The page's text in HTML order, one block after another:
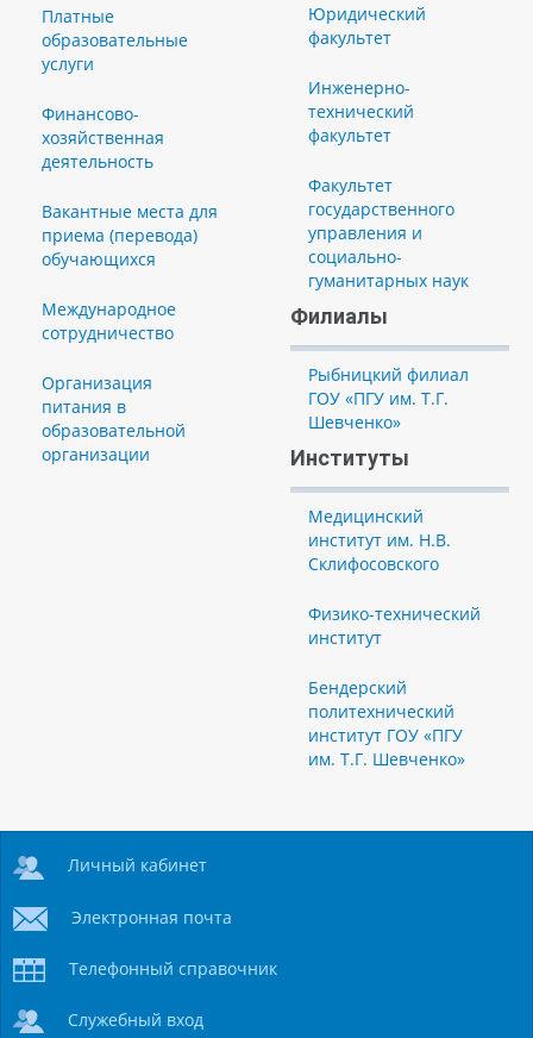
Платные
образовательные
услуги
Финансово-
хозяйственная
деятельность
Вакантные места для
приема (перевода)
обучающихся
Международное
сотрудничество
Организация
питания в
образовательной
организации
Юридический
факультет
Инженерно-
технический
факультет
Факультет
государственного
управления и
социально-
гуманитарных наук
Филиалы
Рыбницкий филиал
ГОУ «ПГУ им. Т.Г.
Шевченко»
Институты
Медицинский
институт им. Н.В.
Склифосовского
Физико-технический
институт
Бендерский
политехнический
институт ГОУ «ПГУ
им. Т.Г. Шевченко»
Личный кабинет
Электронная почта
Телефонный справочник
Служебный вход